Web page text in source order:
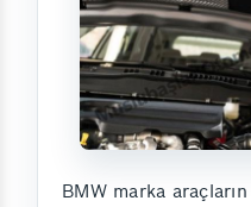
BMW marka